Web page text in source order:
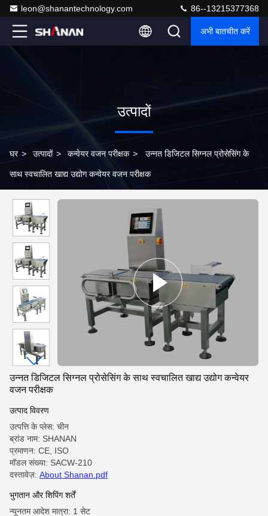
leon@shanantechnology.com 86--13215377368
अभी बातचीत करें
उत्पादों
घर > उत्पादों > कन्वेयर वजन परीक्षक > उन्नत डिजिटल सिग्नल प्रोसेसिंग के
साथ स्वचालित खाद्य उद्योग कन्वेयर वजन परीक्षक
उन्नत डिजिटल सिग्नल प्रोसेसिंग के साथ स्वचालित खाद्य उद्योग कन्वेयर
वजन परीक्षक
उत्पाद विवरण
उत्पत्ति के प्लेस: चीन
ब्रांड नाम: SHANAN
प्रमाणन: CE, ISO
मॉडल संख्या: SACW-210
दस्तावेज़: About Shanan.pdf
भुगतान और शिपिंग शर्तें
न्यूनतम आदेश मात्रा: 1 सेट